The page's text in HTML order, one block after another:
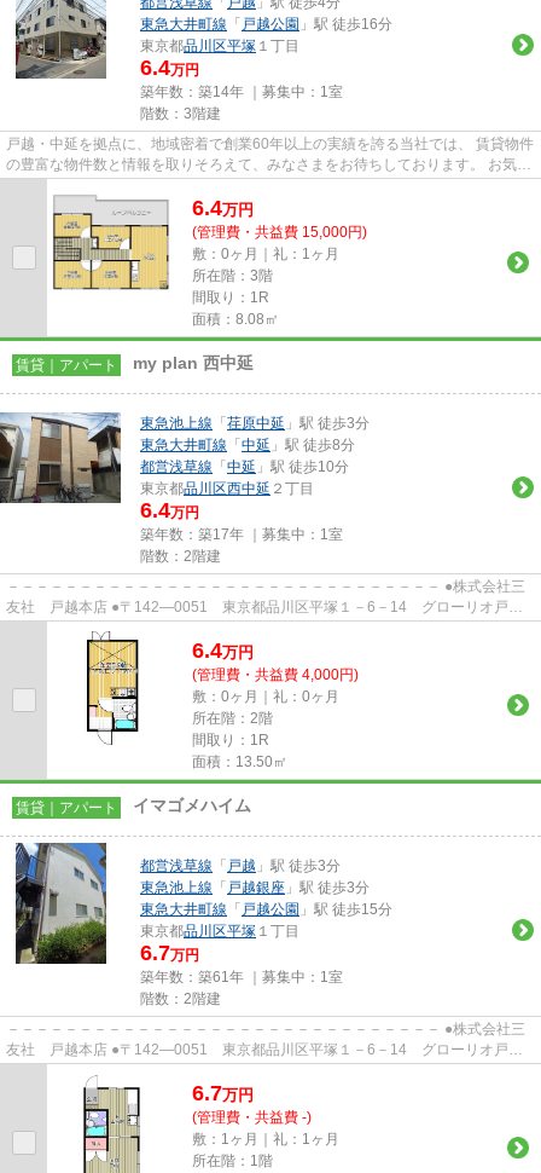
東急大井町線 「 戸越公園 」駅 徒歩16分
東京都品川区平塚 １丁目
6.4万円
築年数：築14年 ｜募集中： 1室
階数：3階建
戸越・中延を拠点に、地域密着で創業60年以上の実績を誇る当社では、 賃貸物件
の豊富な物件数と情報を取りそろえて、みなさまをお待ちしております。 お気軽
6.4万円
(管理費・共益費 15,000円)
敷：0ヶ月｜礼：1ヶ月
所在階：3階
間取り：1R
面積：8.08㎡
賃貸｜アパート my plan 西中延
東急池上線 「 荏原中延 」駅 徒歩3分
東急大井町線 「 中延 」駅 徒歩8分
都営浅草線 「 中延 」駅 徒歩10分
東京都品川区西中延 ２丁目
6.4万円
築年数：築17年 ｜募集中： 1室
階数：2階建
－－－－－－－－－－－－－－－－－－－－－－－－－－－－－－ ●株式会社三
友社 戸越本店 ●〒142―0051 東京都品川区平塚１－6－14 グローリオ戸越
銀座1階 ●TEL：03-3783-1218...
6.4万円
(管理費・共益費 4,000円)
敷：0ヶ月｜礼：0ヶ月
所在階：2階
間取り：1R
面積：13.50㎡
賃貸｜アパート イマゴメハイム
都営浅草線 「 戸越 」駅 徒歩3分
東急池上線 「 戸越銀座 」駅 徒歩3分
東急大井町線 「 戸越公園 」駅 徒歩15分
東京都品川区平塚 １丁目
6.7万円
築年数：築61年 ｜募集中： 1室
階数：2階建
－－－－－－－－－－－－－－－－－－－－－－－－－－－－－－ ●株式会社三
友社 戸越本店 ●〒142―0051 東京都品川区平塚１－6－14 グローリオ戸越
6.7万円
(管理費・共益費 -)
敷：1ヶ月｜礼：1ヶ月
所在階：1階